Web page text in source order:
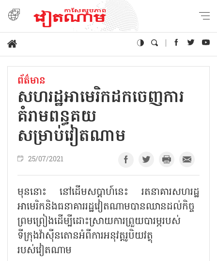
ព័ត៌មាន
សហរដ្ឋអាមេរិកដកចេញការ
គំរាមពន្ធគយ
សម្រាប់វៀតណាម
25/07/2021
មុននោះ នៅដើមសប្តាហ៍នេះ រតនាគារសហរដ្ឋ
អាមេរិកនិងធនាគាររដ្ឋវៀតណាមបានឈានដល់កិច្ច
ព្រមព្រៀងដើម្បីដោះស្រាយការព្រួយបារម្ភរបស់
ទីក្រុងវ៉ាស៊ីនតោនអំពីការអនុវត្តរូបិយវត្ថុ
របស់វៀតណាម